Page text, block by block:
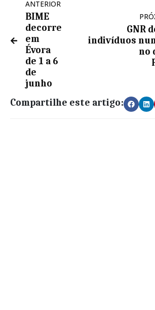
ANTERIOR
BIME
decorre
em
Évora
de 1 a 6
de
junho
GNR
indivíduos
no
Compartilhe este artigo: